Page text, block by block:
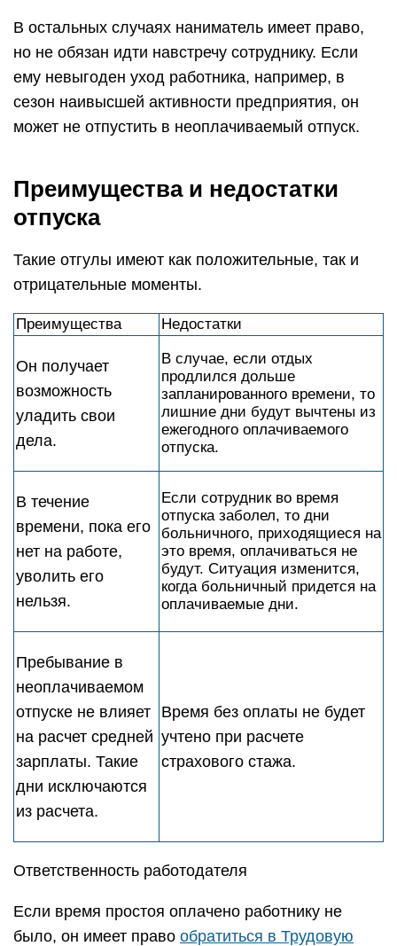
В остальных случаях наниматель имеет право,
но не обязан идти навстречу сотруднику. Если
ему невыгоден уход работника, например, в
сезон наивысшей активности предприятия, он
может не отпустить в неоплачиваемый отпуск.
Преимущества и недостатки
отпуска
Такие отгулы имеют как положительные, так и
отрицательные моменты.
Преимущества Недостатки
Он получает
возможность
уладить свои
дела.
В случае, если отдых
продлился дольше
запланированного времени, то
лишние дни будут вычтены из
ежегодного оплачиваемого
отпуска.
В течение
времени, пока его
нет на работе,
уволить его
нельзя.
Если сотрудник во время
отпуска заболел, то дни
больничного, приходящиеся на
это время, оплачиваться не
будут. Ситуация изменится,
когда больничный придется на
оплачиваемые дни.
Пребывание в
неоплачиваемом
отпуске не влияет
на расчет средней
зарплаты. Такие
дни исключаются
из расчета.
Время без оплаты не будет
учтено при расчете
страхового стажа.
Ответственность работодателя
Если время простоя оплачено работнику не
было, он имеет право обратиться в Трудовую